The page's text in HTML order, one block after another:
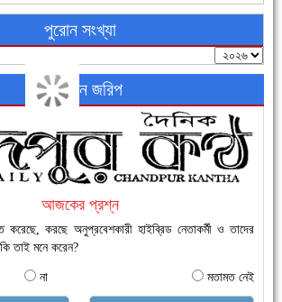
অভিযানে ৪০ পিচ ইয়াবাসহ ১ জন গ্রেফতার
পুরোন সংখ্যা
অনলাইন জরিপ
আজকের প্রশ্ন
করেছে, করছে অনুপ্রবেশকারী হাইব্রিড নেতাকর্মী ও তাদের
তাই মনে করেন?
না মতামত নেই